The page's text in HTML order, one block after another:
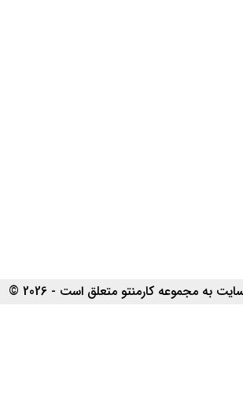
به مجموعه کارمنتو متعلق است - 2026 ©